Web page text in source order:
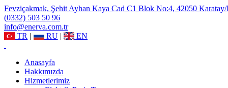
Fevziçakmak, Şehit Ayhan Kaya Cad C1 Blok No:4, 42050
(0332) 503 50 96
info@enerva.com.tr
TR | RU | EN
Anasayfa
Hakkımızda
Hizmetlerimiz